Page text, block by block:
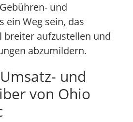
und
ein Weg sein, das
breiter aufzustellen und
abzumildern.
und
von Ohio